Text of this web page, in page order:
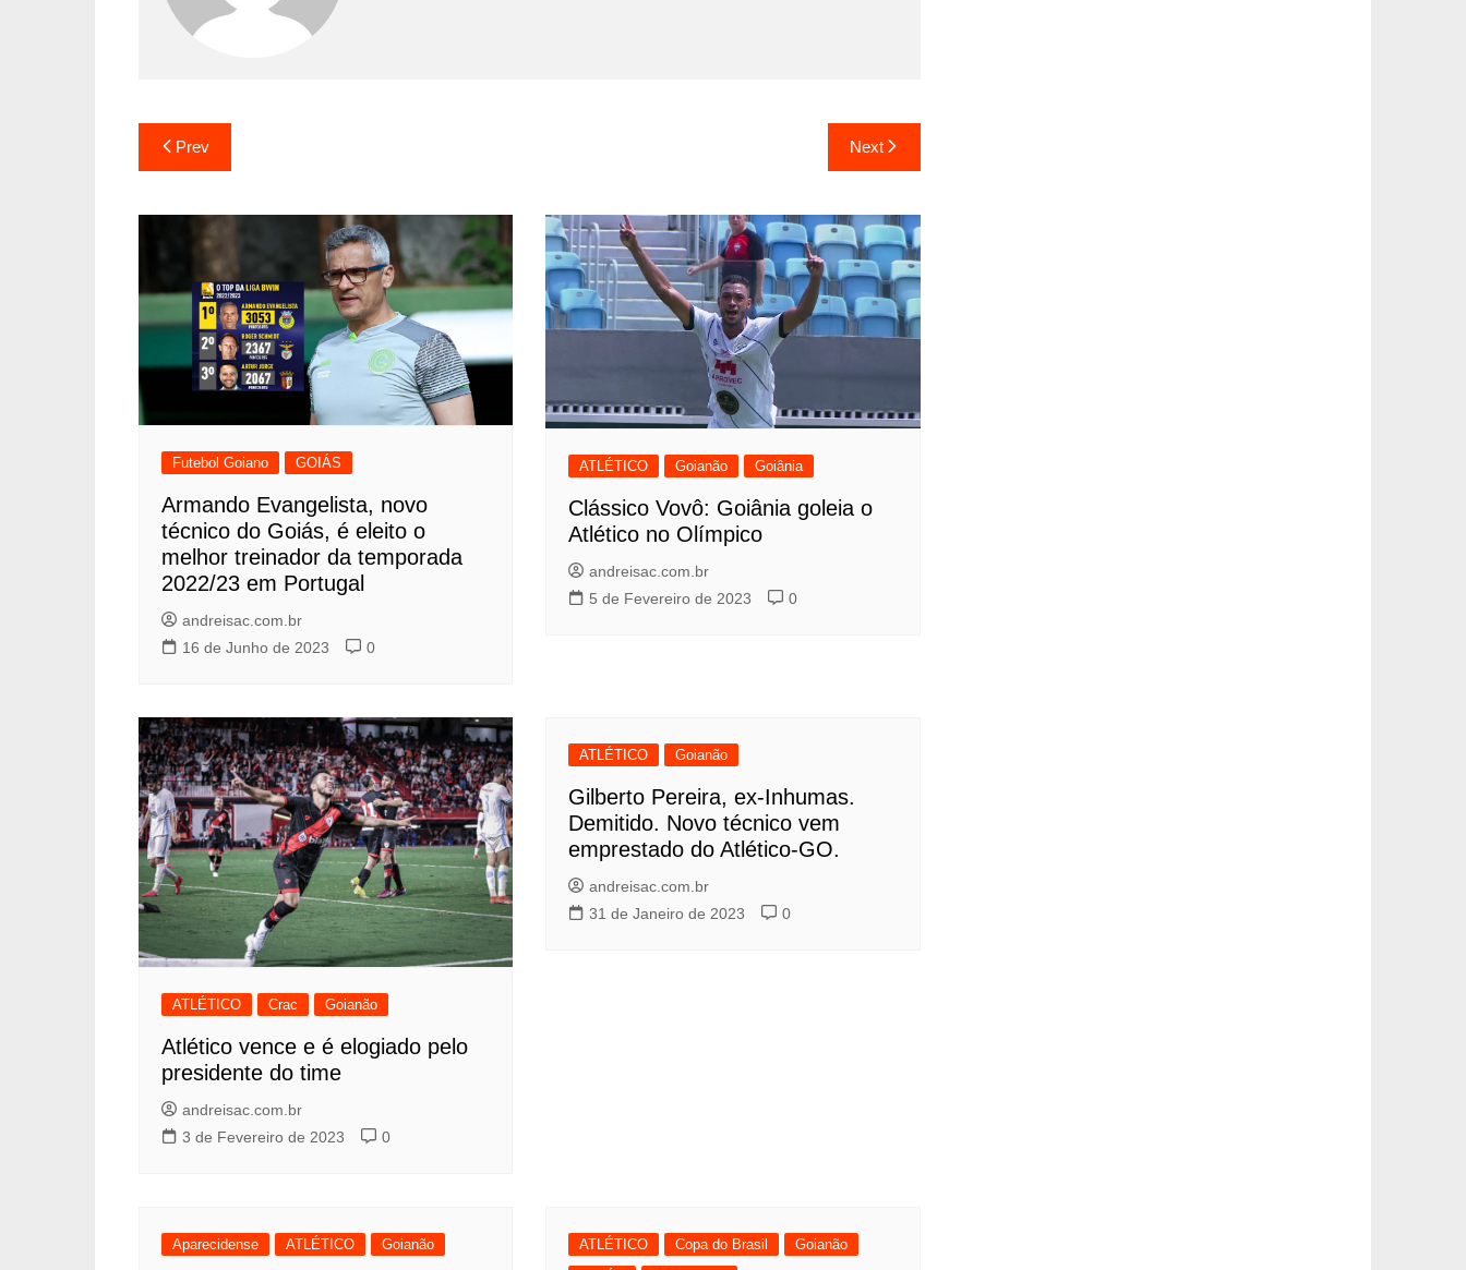
Prev Next
Futebol Goiano GOIÁS
Armando Evangelista, novo
técnico do Goiás, é eleito o
melhor treinador da temporada
2022/23 em Portugal
andreisac.com.br
16 de Junho de 2023
0
ATLÉTICO Goianão Goiânia
Clássico Vovô: Goiânia goleia o
Atlético no Olímpico
andreisac.com.br
5 de Fevereiro de 2023
0
ATLÉTICO Crac Goianão
Atlético vence e é elogiado pelo
presidente do time
andreisac.com.br
3 de Fevereiro de 2023
0
ATLÉTICO Goianão
Gilberto Pereira, ex-Inhumas.
Demitido. Novo técnico vem
emprestado do Atlético-GO.
andreisac.com.br
31 de Janeiro de 2023
0
Aparecidense ATLÉTICO Goianão ATLÉTICO Copa do Brasil
Goianão